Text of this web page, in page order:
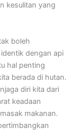
kesulitan yang
boleh
dengan api
hal penting
berada di hutan.
diri kita dari
keadaan
makanan.